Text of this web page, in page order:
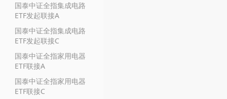
国泰中证全指集成电路
ETF发起联接A
国泰中证全指集成电路
ETF发起联接C
国泰中证全指家用电器
ETF联接A
国泰中证全指家用电器
ETF联接C